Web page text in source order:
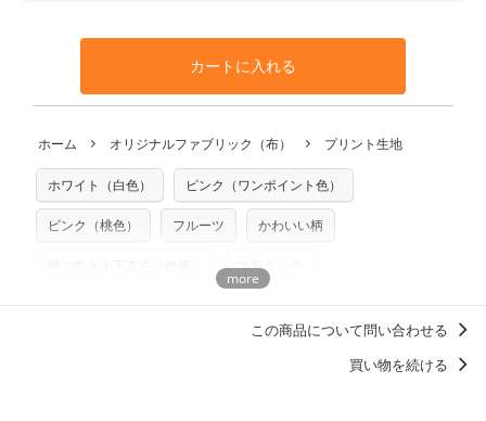
※カットを希望の方は備考欄に「50cmずつカット希望」など
ご記載ください（50cm単位でのカットのみ）
プリント布の仕様についてもっと詳しく見る
生地見本サンプル（無料）を購入する
となります。
※万が一、検品時に不備が見つかった場合は、4～5営業日後
の発送となる場合がございます。
※土日祝は営業日に含まれません。
※配送日のご指定は承れません。出来上がり次第、順次発送
いたします。
や用尺をお間違えのないようお願いします。思っていた色味
と違う、などの理由での返品は承れません。予めご了承くだ
す。ハンドメイドサイトなどでの販売用アイテムの製作にご
利用いただけます。「nunocoto fabric使用」といった記載
も不要です。（製品化した際に起こる全ての問題、クレーム
いませんのでご了承ください）
※有料型紙（ホームソーイング型紙シリーズ）および柄がえ
らべるキットに付属された型紙は商用利用できませんのでご
注意ください。型紙自体の転用・販売および型紙を使用して
商用利用についての詳細はこちら
カートに入れる
ホーム オリジナルファブリック（布） プリント生地
ホワイト（白色） ピンク（ワンポイント色）
ピンク（桃色） フルーツ かわいい柄
水彩タッチ
この商品について問い合わせる
買い物を続ける